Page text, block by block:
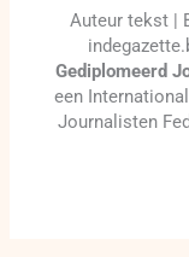
Auteur tekst |
Gediplomeerd
een
Journalisten